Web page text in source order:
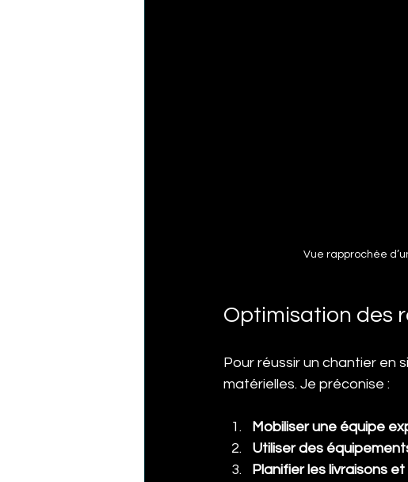
Vue rapprochée
Optimisation des
Pour réussir un chantier en
matérielles. Je préconise :
Mobiliser une équipe
Utiliser des
Planifier les livraisons